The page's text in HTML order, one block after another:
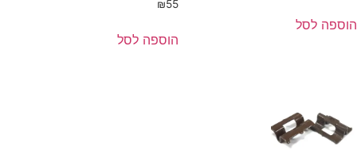
הוספה לסל
₪55
הוספה לסל